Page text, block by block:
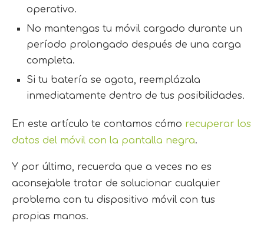
operativo.
No mantengas tu móvil cargado durante un
período prolongado después de una carga
completa.
Si tu batería se agota, reemplázala
inmediatamente dentro de tus posibilidades.
En este artículo te contamos cómo recuperar los
datos del móvil con la pantalla negra.
Y por último, recuerda que a veces no es
aconsejable tratar de solucionar cualquier
problema con tu dispositivo móvil con tus
propias manos.